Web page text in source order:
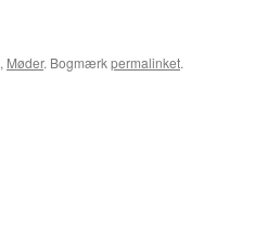
, Møder. Bogmærkpermalinket.